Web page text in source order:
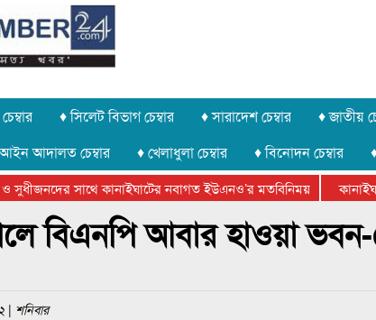
♦ সিলেট বিভাগ চেম্বার ♦ সারাদেশ চেম্বার ♦ জাতীয়
আদালত চেম্বার ♦ খেলাধুলা চেম্বার ♦ বিনোদন চেম্বার
সাথে কানাইঘাটের নবাগত ইউএনও’র মতবিনিময়
ফেডারেশানের বিভাগীয় অভিনয় কর্মশালা সম্পন্ন
আবারো লোভার
বিএনপি আবার হাওয়া
| শনিবার